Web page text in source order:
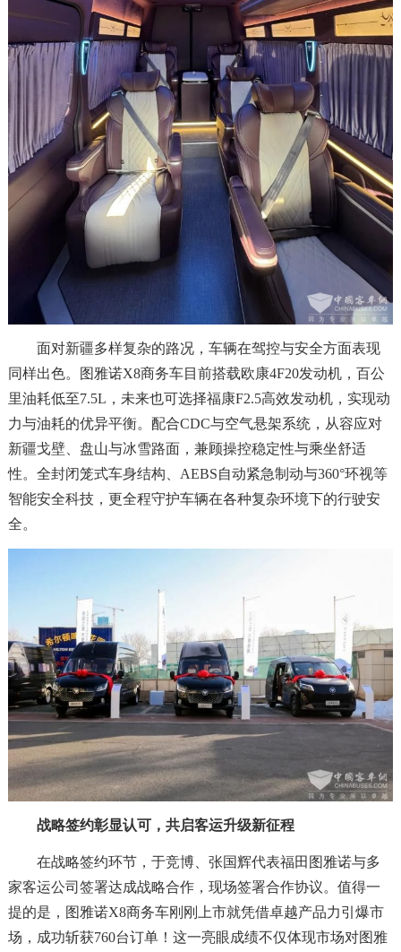
面对新疆多样复杂的路况，车辆在驾控与安全方面表现
同样出色。图雅诺X8商务车目前搭载欧康4F20发动机，百公
里油耗低至7.5L，未来也可选择福康F2.5高效发动机，实现动
力与油耗的优异平衡。配合CDC与空气悬架系统，从容应对
新疆戈壁、盘山与冰雪路面，兼顾操控稳定性与乘坐舒适
性。全封闭笼式车身结构、AEBS自动紧急制动与360°环视等
智能安全科技，更全程守护车辆在各种复杂环境下的行驶安
全。
战略签约彰显认可，共启客运升级新征程
在战略签约环节，于竞博、张国辉代表福田图雅诺与多
家客运公司签署达成战略合作，现场签署合作协议。值得一
提的是，图雅诺X8商务车刚刚上市就凭借卓越产品力引爆市
场，成功斩获760台订单！这一亮眼成绩不仅体现市场对图雅